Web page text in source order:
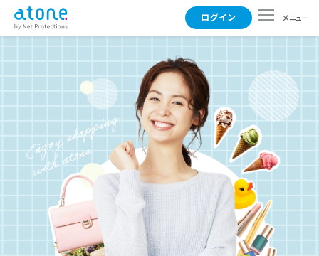
よくある質問
事業者さまはこちら
ログイン メニュー